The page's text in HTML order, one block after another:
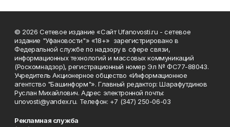
© 2026 Сетевое издание «Сайт Ufanovosti.ru - сетевое
издание "Уфановости"» «18+» зарегистрировано в
Федеральной службе по надзору в сфере связи,
информационных технологий и массовых коммуникаций
(Роскомнадзор), регистрационный номер Эл № ФС77-88043.
Учредитель Акционерное общество «Информационное
агентство "Башинформ"». Главный редактор: Шарафутдинов
Руслан Михайлович. Адрес электронной почты:
unovosti@yandex.ru. Телефон: +7 (347) 250-06-03
Рекламная служба